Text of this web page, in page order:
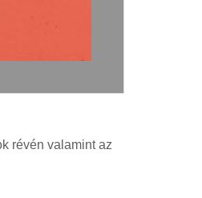
révén valamint az